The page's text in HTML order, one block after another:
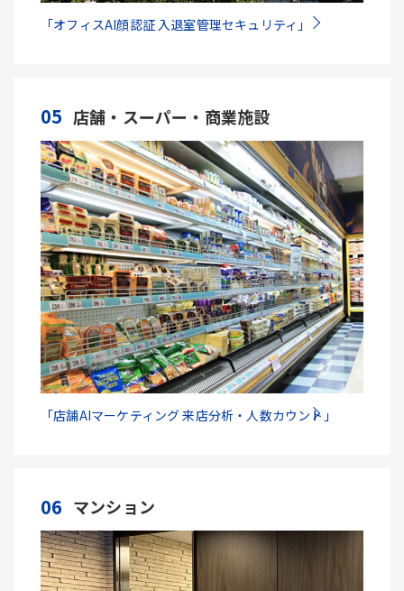
「オフィスAI顔認証 入退室管理セキュリティ」
05 店舗・スーパー・商業施設
「店舗AIマーケティング 来店分析・人数カウント」
06 マンション